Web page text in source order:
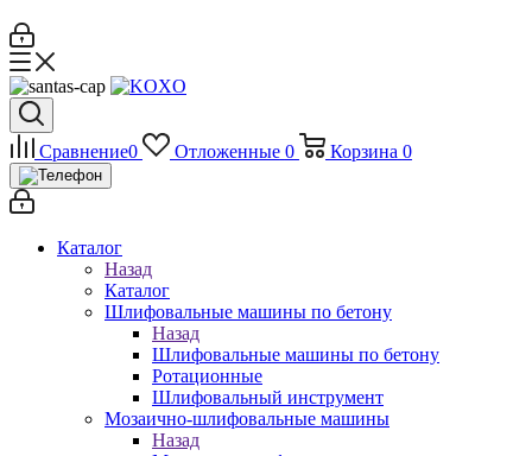
Сравнение0 Отложенные 0 Корзина 0
Каталог
Назад
Каталог
Шлифовальные машины по бетону
Назад
Шлифовальные машины по бетону
Ротационные
Шлифовальный инструмент
Мозаично-шлифовальные машины
Назад